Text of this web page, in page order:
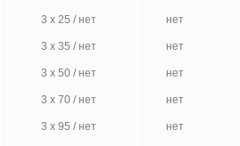
3 х 25 / нет нет
3 х 35 / нет нет
3 х 50 / нет нет
3 х 70 / нет нет
3 х 95 / нет нет